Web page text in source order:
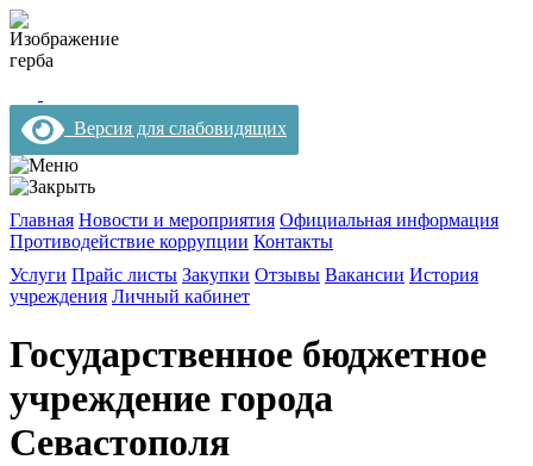
Версия для слабовидящих
Главная Новости и мероприятия Официальная информация
Противодействие коррупции Контакты
Услуги Прайс листы Закупки Отзывы Вакансии История
учреждения Личный кабинет
Государственное бюджетное
учреждение города
Севастополя